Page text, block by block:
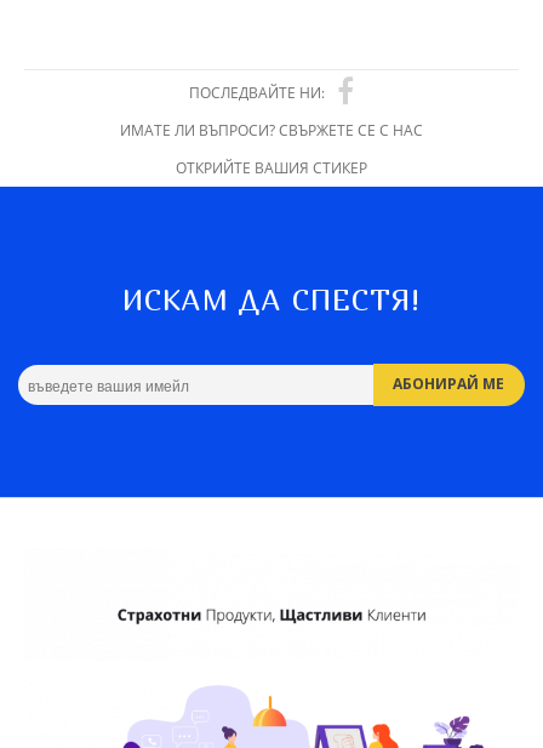
ПОСЛЕДВАЙТЕ НИ:
ИМАТЕ ЛИ ВЪПРОСИ? СВЪРЖЕТЕ СЕ С НАС
ОТКРИЙТЕ ВАШИЯ СТИКЕР
ИСКАМ ДА СПЕСТЯ!